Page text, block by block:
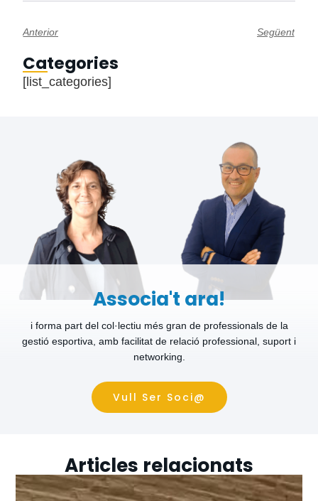
Anterior Següent
Categories
[list_categories]
Associa't ara!
i forma part del col·lectiu més gran de professionals de la
gestió esportiva, amb facilitat de relació professional, suport i
networking.
Vull Ser Soci@
Articles relacionats